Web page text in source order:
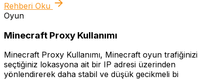
Rehberi Oku
Oyun
Minecraft Proxy Kullanımı
Minecraft Proxy Kullanımı, Minecraft oyun trafiğinizi
seçtiğiniz lokasyona ait bir IP adresi üzerinden
yönlendirerek daha stabil ve düşük gecikmeli bi